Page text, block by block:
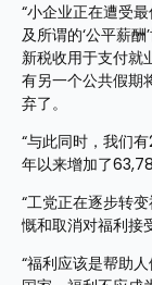
“小企业正在遭受
及所谓的‘公平薪
新税收用于支付就
有另一个公共假期
弃了。
“与此同时，我们
年以来增加了
“工党正在逐步转
慨和取消对福利接
“福利应该是帮助